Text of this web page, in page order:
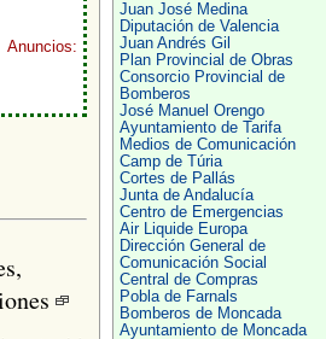
Anuncios:
Juan José Medina
Diputación de Valencia
Juan Andrés Gil
Plan Provincial de Obras
Consorcio Provincial de
Bomberos
José Manuel Orengo
Ayuntamiento de Tarifa
Medios de Comunicación
Camp de Túria
Cortes de Pallás
Junta de Andalucía
Centro de Emergencias
Air Liquide Europa
Dirección General de
Comunicación Social
Central de Compras
Pobla de Farnals
Bomberos de Moncada
Ayuntamiento de Moncada